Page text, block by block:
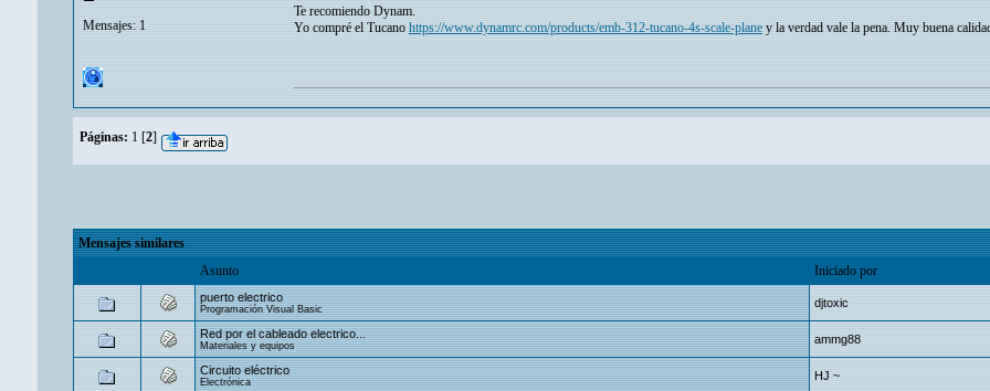
Mensajes: 1
Te recomiendo Dynam.
Yo compré el Tucano https://www.dynamrc.com/products/emb-312-tucano-4s-scale-plane y la verdad vale la pena. Muy buena
Páginas: 1 [2]
Mensajes similares
Asunto
Iniciado por
puerto electrico
Programación Visual Basic djtoxic
Red por el cableado electrico...
Materiales y equipos ammg88
Circuito eléctrico
Electrónica HJ ~